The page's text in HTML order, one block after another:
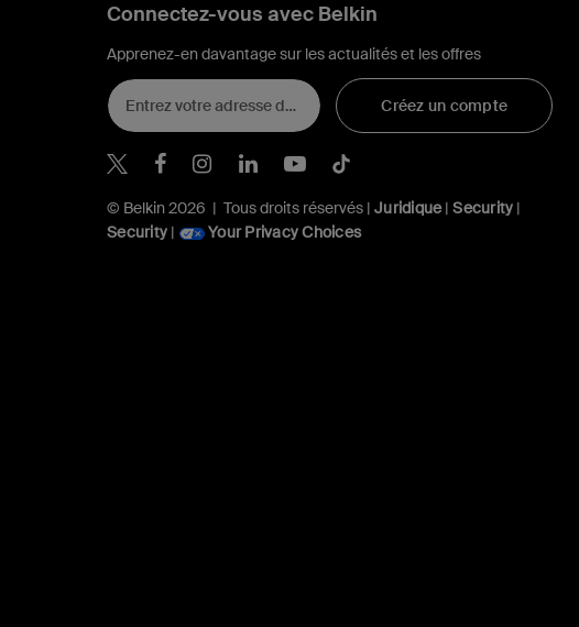
Connectez-vous avec Belkin
Apprenez-en davantage sur les actualités et les offres
Créez un compte
Belkin Twitter
Belkin Facebook
Belkin Instagram
Belkin LinkedIn
Belkin Youtube
Belkin TikTok
© Belkin 2026 | Tous droits réservés |Juridique|Security |
Security | Your Privacy Choices